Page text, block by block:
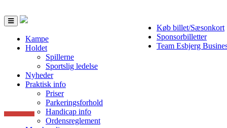
Køb billet/Sæsonkort
Sponsorbilletter
Team Esbjerg
Toggle
navigation
Kampe
Holdet
Spillerne
Sportslig ledelse
Nyheder
Praktisk info
Priser
Parkeringsforhold
Handicap info
Ordensreglement